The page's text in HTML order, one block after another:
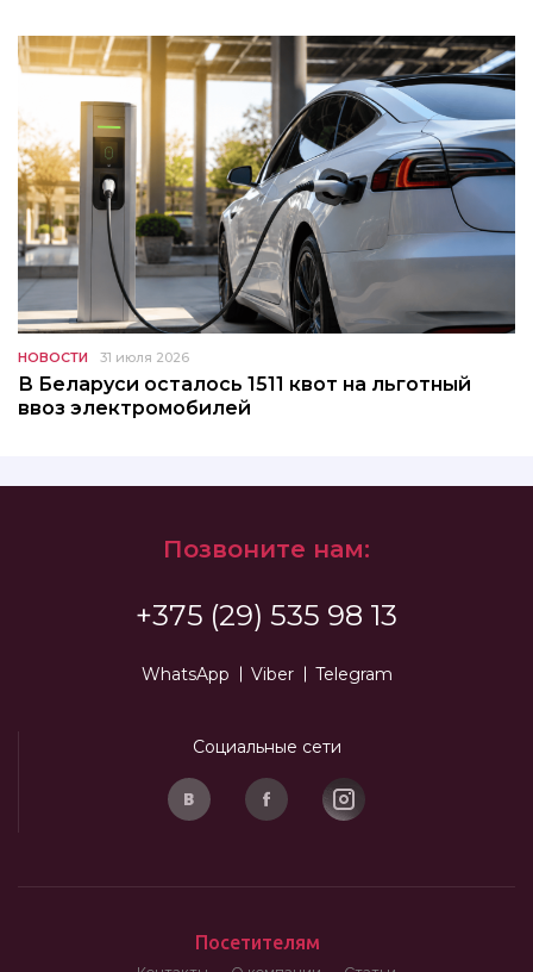
НОВОСТИ 31 июля 2026
В Беларуси осталось 1511 квот на льготный
ввоз электромобилей
Позвоните нам:
+375 (29) 535 98 13
WhatsApp Viber Telegram
Социальные сети
Посетителям